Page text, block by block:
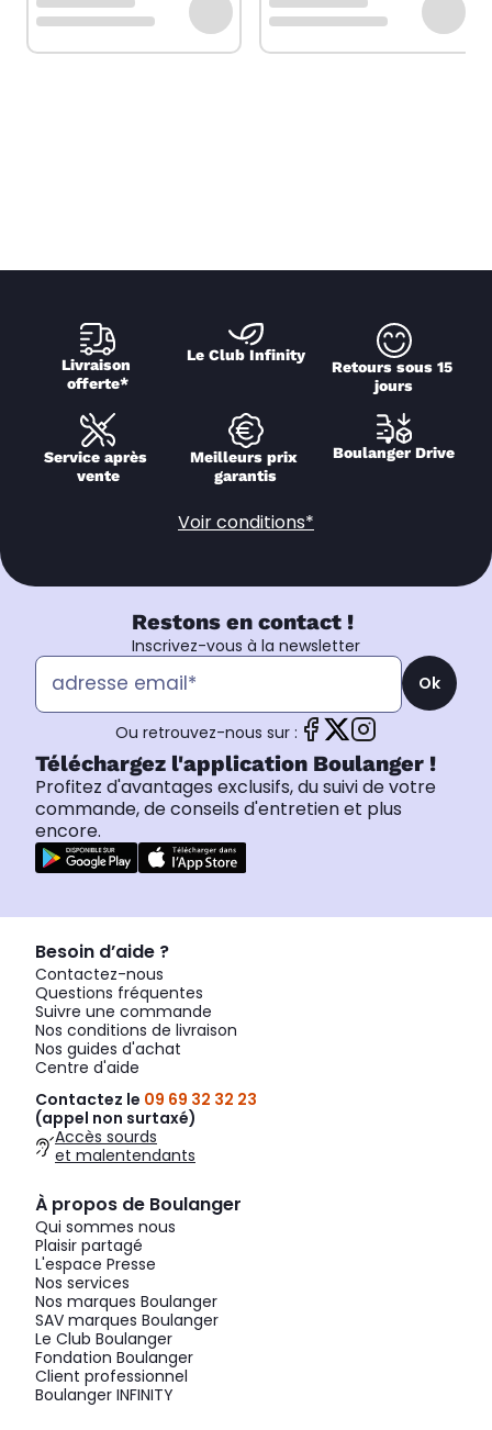
Livraison
offerte*
Le Club Infinity
Retours sous 15
jours
Service après
vente
Meilleurs prix
garantis
Boulanger Drive
Voir conditions*
Restons en contact !
Inscrivez-vous à la newsletter
Ok
Ou retrouvez-nous sur :
Téléchargez l'application Boulanger !
Profitez d'avantages exclusifs, du suivi de votre
commande, de conseils d'entretien et plus
encore.
Besoin d’aide ?
Contactez-nous
Questions fréquentes
Suivre une commande
Nos conditions de livraison
Nos guides d'achat
Centre d'aide
Contactez le 09 69 32 32 23
(appel non surtaxé)
Accès sourds
et malentendants
À propos de Boulanger
Qui sommes nous
Plaisir partagé
L'espace Presse
Nos services
Nos marques Boulanger
SAV marques Boulanger
Le Club Boulanger
Fondation Boulanger
Client professionnel
Boulanger INFINITY